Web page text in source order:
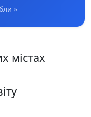
»
містах